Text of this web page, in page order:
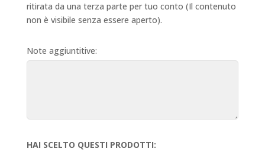
ritirata da una terza parte per tuo conto (Il contenuto
non è visibile senza essere aperto).
Note aggiuntitive:
HAI SCELTO QUESTI PRODOTTI: